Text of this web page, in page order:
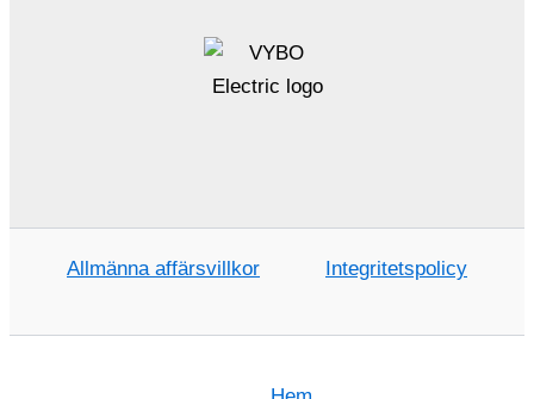
Allmänna affärsvillkor Integritetspolicy